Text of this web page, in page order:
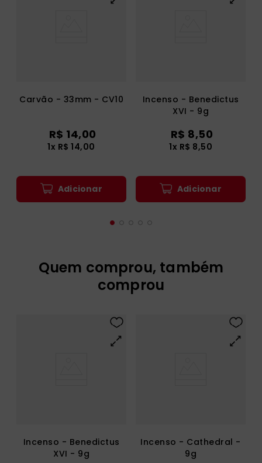
Carvão - 33mm - CV10
R$ 14,00
1x R$ 14,00
Adicionar
Incenso - Benedictus
XVI - 9g
R$ 8,50
1x R$ 8,50
Adicionar
Quem comprou, também
comprou
Incenso - Benedictus
XVI - 9g
Incenso - Cathedral -
9g